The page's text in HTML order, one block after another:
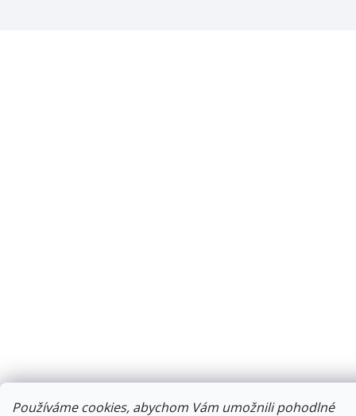
Používáme cookies, abychom Vám umožnili pohodlné